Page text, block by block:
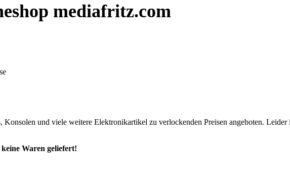
mediafritz.com
Konsolen und viele weitere Elektronikartikel zu verlockenden Preisen angeboten.
Waren geliefert!